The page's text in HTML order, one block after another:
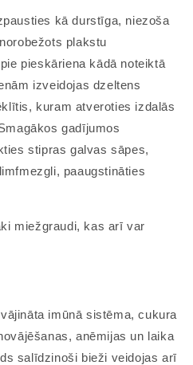
kā durstīga, niezoša
plakstu
pieskāriena kādā noteiktā
izveidojas dzeltens
kuram atveroties izdalās
gadījumos
stipras galvas sāpes,
paaugstināties
miežgraudi, kas arī var
imūnā sistēma, cukura
anēmijas un laika
salīdzinoši bieži veidojas arī